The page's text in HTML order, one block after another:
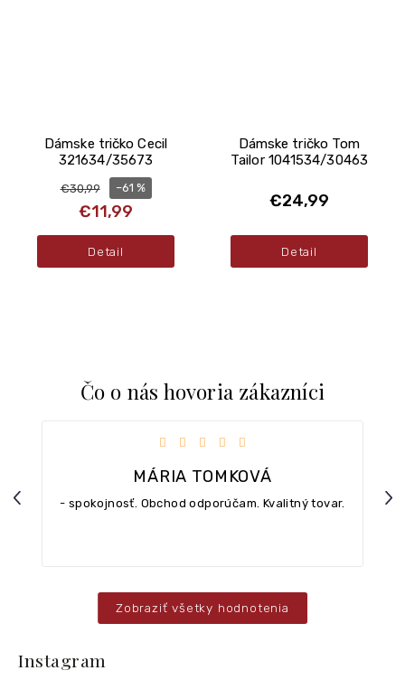
Dámske tričko Cecil
321634/35673
€30,99
€11,99
–61 %
Detail
Dámske tričko Tom
Tailor 1041534/30463
€24,99
Detail
Čo o nás hovoria zákazníci
Previous
MÁRIA TOMKOVÁ
Hodnotenie obchodu je 5 z 5 hviezdičiek.
- spokojnosť. Obchod odporúčam. Kvalitný tovar.
Zobraziť všetky hodnotenia
Instagram